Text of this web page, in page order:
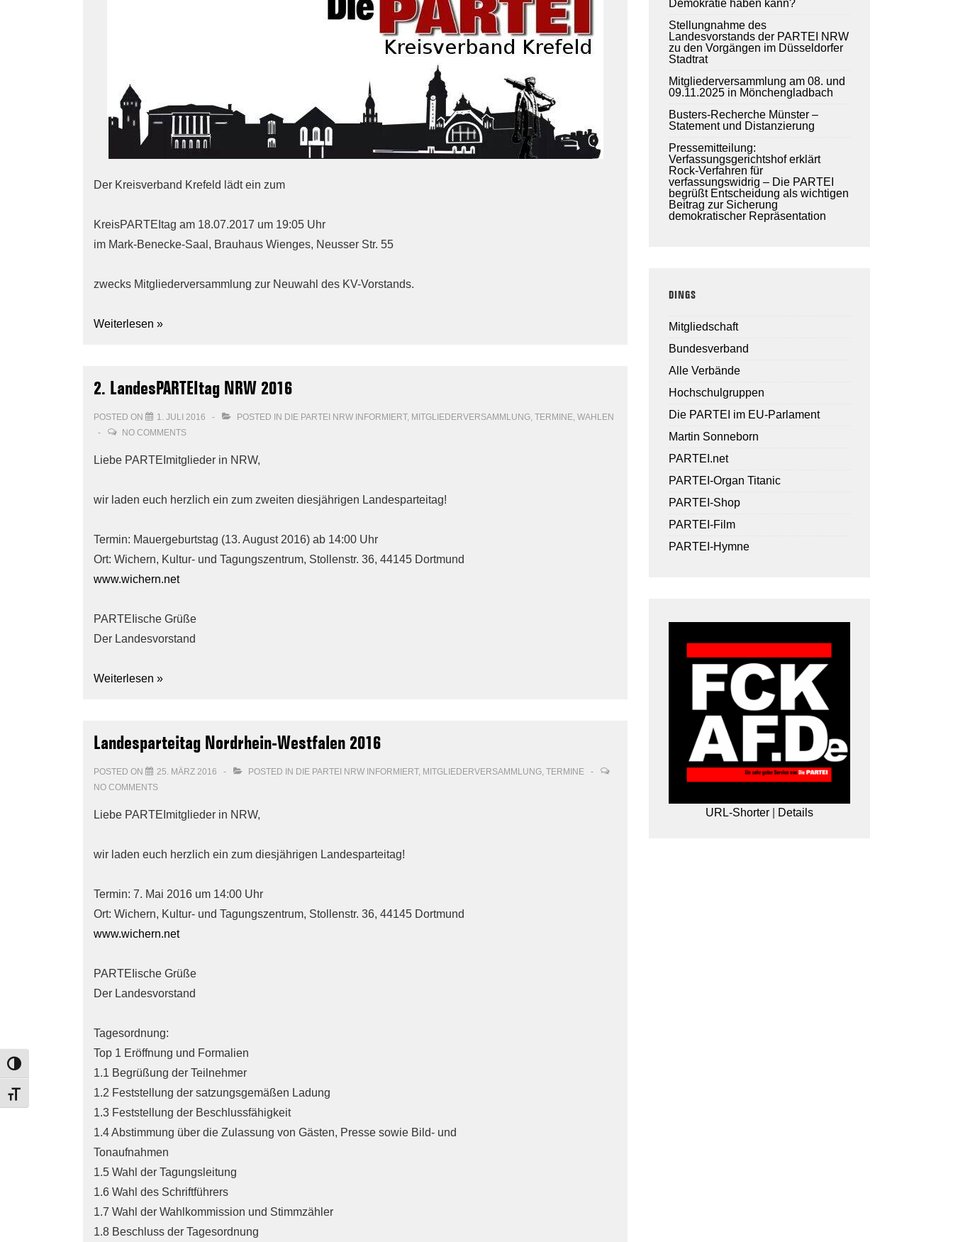
TOGGLE HIGH CONTRAST
TOGGLE FONT SIZE
Der Kreisverband Krefeld lädt ein zum
KreisPARTEItag am 18.07.2017 um 19:05 Uhr
im Mark-Benecke-Saal, Brauhaus Wienges, Neusser Str. 55
zwecks Mitgliederversammlung zur Neuwahl des KV-Vorstands.
Weiterlesen »
2. LandesPARTEItag NRW 2016
POSTED ON 1. JULI 2016 POSTED IN DIE PARTEI NRW INFORMIERT, MITGLIEDERVERSAMMLUNG, TERMINE, WAHLEN
NO COMMENTS
Liebe PARTEImitglieder in NRW,
wir laden euch herzlich ein zum zweiten diesjährigen Landesparteitag!
Termin: Mauergeburtstag (13. August 2016) ab 14:00 Uhr
Ort: Wichern, Kultur- und Tagungszentrum, Stollenstr. 36, 44145 Dortmund
www.wichern.net
PARTEIische Grüße
Der Landesvorstand
Weiterlesen »
Landesparteitag Nordrhein-Westfalen 2016
POSTED ON 25. MÄRZ 2016 POSTED IN DIE PARTEI NRW INFORMIERT, MITGLIEDERVERSAMMLUNG, TERMINE
NO COMMENTS
Liebe PARTEImitglieder in NRW,
wir laden euch herzlich ein zum diesjährigen Landesparteitag!
Termin: 7. Mai 2016 um 14:00 Uhr
Ort: Wichern, Kultur- und Tagungszentrum, Stollenstr. 36, 44145 Dortmund
www.wichern.net
PARTEIische Grüße
Der Landesvorstand
Tagesordnung:
Top 1 Eröffnung und Formalien
1.1 Begrüßung der Teilnehmer
1.2 Feststellung der satzungsgemäßen Ladung
1.3 Feststellung der Beschlussfähigkeit
1.4 Abstimmung über die Zulassung von Gästen, Presse sowie Bild- und
Tonaufnahmen
1.5 Wahl der Tagungsleitung
1.6 Wahl des Schriftführers
1.7 Wahl der Wahlkommission und Stimmzähler
1.8 Beschluss der Tagesordnung
Demokratie haben kann?
Stellungnahme des
Landesvorstands der PARTEI NRW
zu den Vorgängen im Düsseldorfer
Stadtrat
Mitgliederversammlung am 08. und
09.11.2025 in Mönchengladbach
Busters-Recherche Münster –
Statement und Distanzierung
Pressemitteilung:
Verfassungsgerichtshof erklärt
Rock-Verfahren für
verfassungswidrig – Die PARTEI
begrüßt Entscheidung als wichtigen
Beitrag zur Sicherung
demokratischer Repräsentation
DINGS
Mitgliedschaft
Bundesverband
Alle Verbände
Hochschulgruppen
Die PARTEI im EU-Parlament
Martin Sonneborn
PARTEI.net
PARTEI-Organ Titanic
PARTEI-Shop
PARTEI-Film
PARTEI-Hymne
URL-Shorter Details